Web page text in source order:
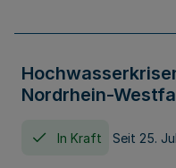
Nordrhein-
In Kraft Seit 25.